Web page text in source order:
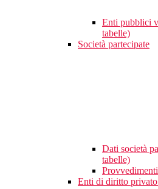
Enti pubblici
tabelle)
Società partecipate
Dati società
tabelle)
Provvedimenti
Enti di diritto